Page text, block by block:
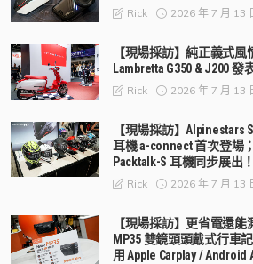
Rick 2026 年 7 月 13
【現場採訪】純正義式
Lambretta G350 & J200 發
Rick 2026 年 7 月 13
【現場採訪】Alpinestars
耳機 a-connect 首次登場
Packtalk-S 耳機同步展出！
Rick 2026 年 7 月 13
【現場採訪】更省電還
MP35 雙鏡頭頭戴式行車
用 Apple Carplay / Android